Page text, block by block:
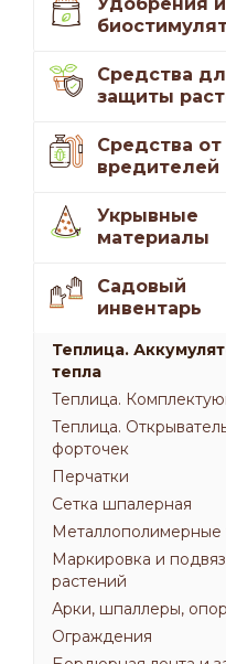
Средства
защиты
Средства от
вредителей
Укрывные
материалы
Садовый
инвентарь
Теплица.
тепла
Теплица.
Теплица.
форточек
Перчатки
Сетка шпалерная
Металлополимерные
Маркировка и
растений
Арки, шпаллеры,
Ограждения